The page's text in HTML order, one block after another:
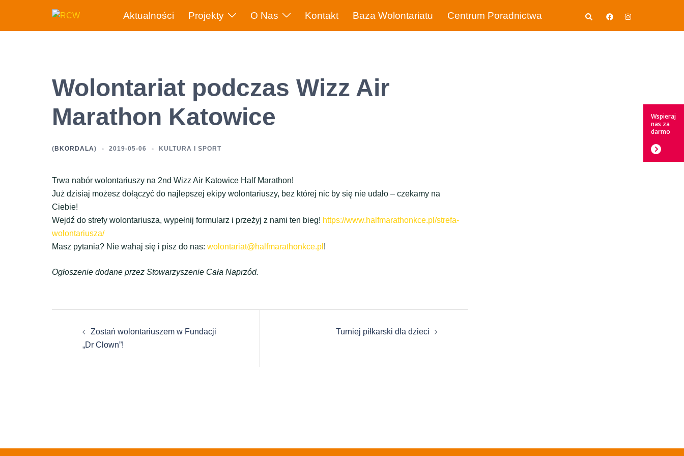
treści
Aktualności Projekty O Nas Kontakt Baza Wolontariatu Centrum Poradnictwa Wyszukiwanie
Wolontariat podczas Wizz Air
Marathon Katowice
( BKORDALA) 2019-05-06 KULTURA I SPORT
Trwa nabór wolontariuszy na 2nd Wizz Air Katowice Half Marathon!
Już dzisiaj możesz dołączyć do najlepszej ekipy wolontariuszy, bez której nic by się nie udało – czekamy na
Ciebie!
Wejdź do strefy wolontariusza, wypełnij formularz i przeżyj z nami ten bieg! https://www.halfmarathonkce.pl/strefa-
wolontariusza/
Masz pytania? Nie wahaj się i pisz do nas: wolontariat@halfmarathonkce.pl !
Ogłoszenie dodane przez Stowarzyszenie Cała Naprzód.
Zobacz
wpisy
Zostań wolontariuszem w Fundacji
„Dr Clown”!
Turniej piłkarski dla dzieci
Wspieraj
nas za
darmo